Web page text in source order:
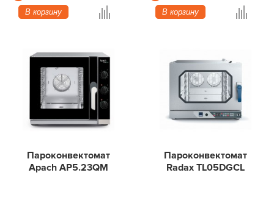
В корзину В корзину
Пароконвектомат
Apach AP5.23QM
Пароконвектомат
Radax TL05DGCL